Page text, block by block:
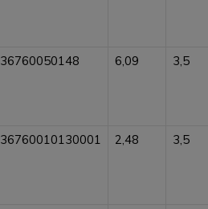
36760050148 6,09 3,5
36760010130001 2,48 3,5